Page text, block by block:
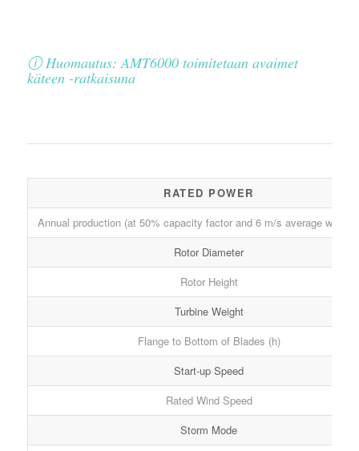
ⓘ Huomautus: AMT6000 toimitetaan avaimet
käteen -ratkaisuna
RATED POWER
Annual production (at 50% capacity factor and 6 m/s average wind
Rotor Diameter
Rotor Height
Turbine Weight
Flange to Bottom of Blades (h)
Start-up Speed
Rated Wind Speed
Storm Mode